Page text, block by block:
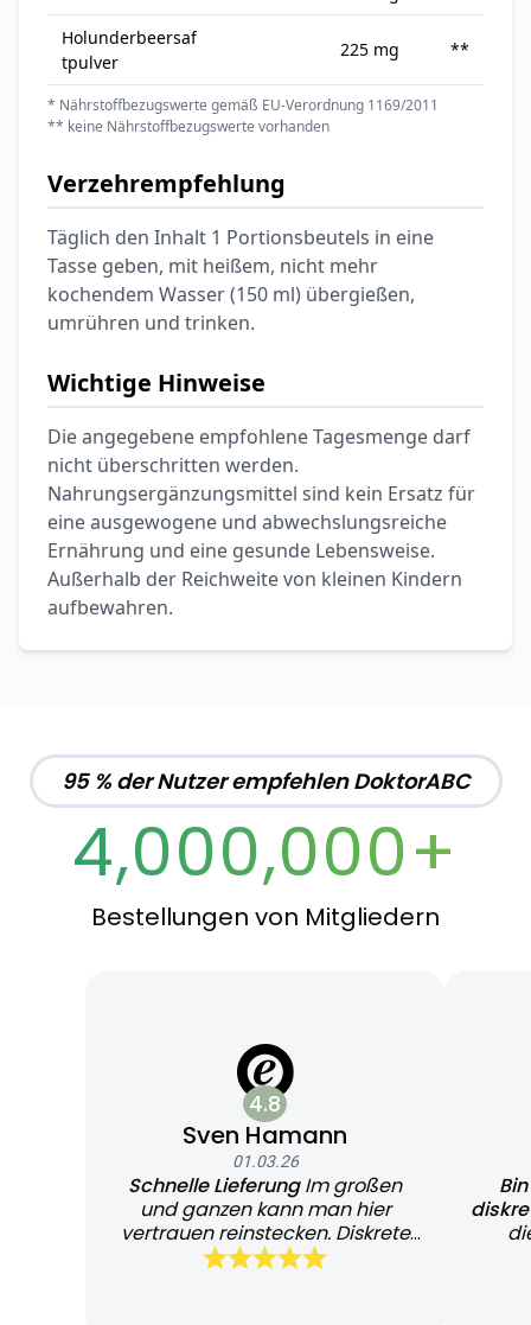
Holunderbeersaf
tpulver
225 mg **
* Nährstoffbezugswerte gemäß EU-Verordnung 1169/2011
** keine Nährstoffbezugswerte vorhanden
Verzehrempfehlung
Täglich den Inhalt 1 Portionsbeutels in eine
Tasse geben, mit heißem, nicht mehr
kochendem Wasser (150 ml) übergießen,
umrühren und trinken.
Wichtige Hinweise
Die angegebene empfohlene Tagesmenge darf
nicht überschritten werden.
Nahrungsergänzungsmittel sind kein Ersatz für
eine ausgewogene und abwechslungsreiche
Ernährung und eine gesunde Lebensweise.
Außerhalb der Reichweite von kleinen Kindern
aufbewahren.
95 % der Nutzer empfehlen DoktorABC
4,000,000+
Bestellungen von Mitgliedern
4.8
Sven Hamann
01.03.26
Schnelle LieferungIm großen
und ganzen kann man hier
vertrauen reinstecken. Diskrete
und schnelle Lieferung